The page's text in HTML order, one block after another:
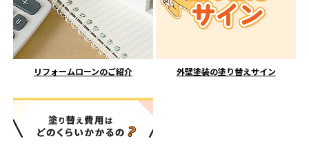
リフォームローンのご紹介 外壁塗装の塗り替えサイン